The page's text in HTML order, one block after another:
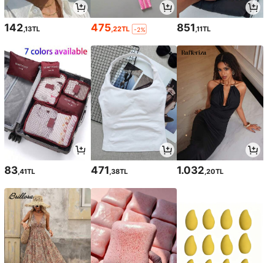
142 ,13TL 475 ,22TL -2% 851 ,11TL
83,41TL 471,38TL 1.032,20TL